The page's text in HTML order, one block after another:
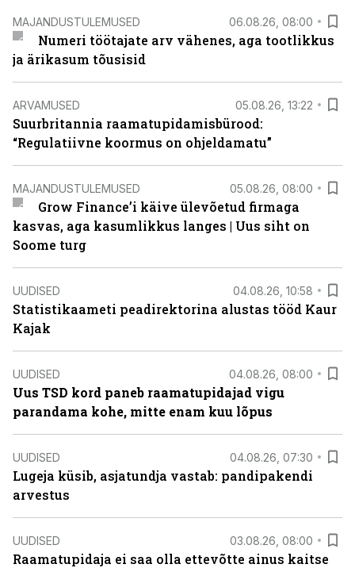
MAJANDUSTULEMUSED 06.08.26, 08:00
Numeri töötajate arv vähenes, aga tootlikkus
ja ärikasum tõusisid
ARVAMUSED 05.08.26, 13:22
Suurbritannia raamatupidamisbürood:
“Regulatiivne koormus on ohjeldamatu”
MAJANDUSTULEMUSED 05.08.26, 08:00
Grow Finance’i käive ülevõetud firmaga
kasvas, aga kasumlikkus langes | Uus siht on
Soome turg
UUDISED 04.08.26, 10:58
Statistikaameti peadirektorina alustas tööd Kaur
Kajak
UUDISED 04.08.26, 08:00
Uus TSD kord paneb raamatupidajad vigu
parandama kohe, mitte enam kuu lõpus
UUDISED 04.08.26, 07:30
Lugeja küsib, asjatundja vastab: pandipakendi
arvestus
UUDISED 03.08.26, 08:00
Raamatupidaja ei saa olla ettevõtte ainus kaitse